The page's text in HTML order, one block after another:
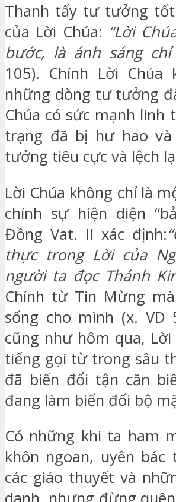
Thanh tẩy tư tưởng
của Lời Chúa: “Lời
bước, là ánh sáng
105). Chính Lời
những dòng tư tưởng
Chúa có sức mạnh
trạng đã bị hư hao
tưởng tiêu cực và lệch
Lời Chúa không chỉ là
chính sự hiện diện
Đồng Vat. II xác định:
thực trong Lời của
người ta đọc Thánh
Chính từ Tin Mừng
sống cho mình (x. VD
cũng như hôm qua,
tiếng gọi từ trong sâu
đã biến đổi tận căn
đang làm biến đổi bộ
Có những khi ta ham
khôn ngoan, uyên
các giáo thuyết và